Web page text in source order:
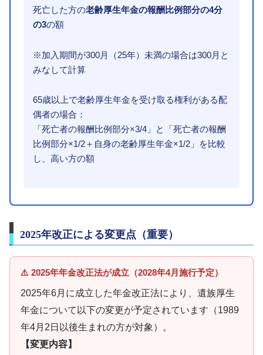
死亡した方の老齢厚生年金の報酬比例部分の4分
の3の額
※加入期間が300月（25年）未満の場合は300月と
みなして計算
65歳以上で老齢厚生年金を受け取る権利がある配
偶者の場合：
「死亡者の報酬比例部分×3/4」と「死亡者の報酬
比例部分×1/2＋自身の老齢厚生年金×1/2」を比較
し、高い方の額
2025年改正による変更点（重要）
⚠️ 2025年年金改正法が成立（2028年4月施行予定）
2025年6月に成立した年金改正法により、遺族厚生
年金について以下の変更が予定されています（1989
年4月2日以後生まれの方が対象）。
【変更内容】